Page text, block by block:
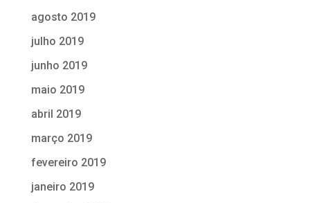
agosto 2019
julho 2019
junho 2019
maio 2019
abril 2019
março 2019
fevereiro 2019
janeiro 2019